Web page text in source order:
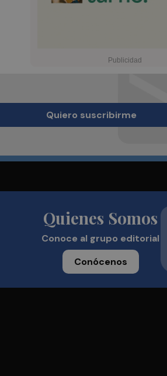
Quiero suscribirme
Quienes Somos
Conoce al grupo editorial
Conócenos